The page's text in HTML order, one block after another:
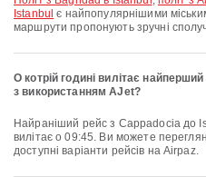
Istanbul є найпопулярнішими
маршрути пропонують зручні
О котрій годині вилітає
з використанням AJet?
Найраніший рейс з Cappadocia до Istanbul з авіакомпанією AJet
вилітає о 09:45. Ви можете
доступні варіанти рейсів на Airpaz.